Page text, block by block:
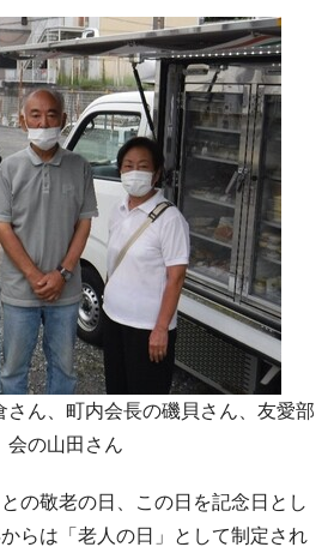
さん、町内会長の磯貝さん、友愛部
会の山田さん
の敬老の日、この日を記念日とし
らは「老人の日」として制定され